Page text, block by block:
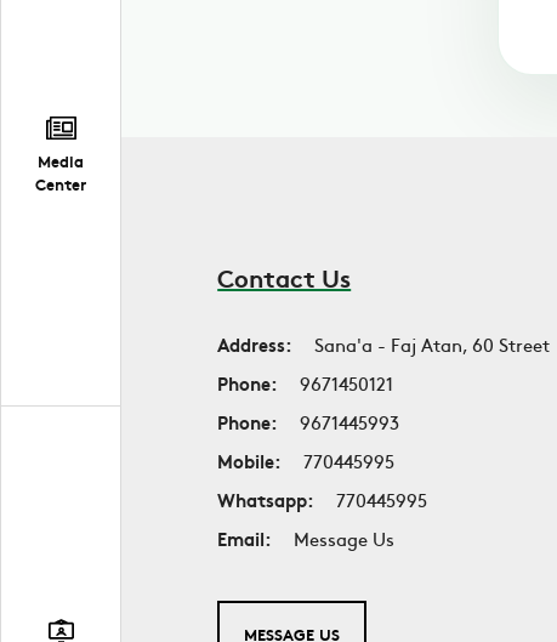
Media
Center
Contact Us
Address:
Sana'a - Faj Atan, 60 Street
Phone:
9671450121
Phone:
9671445993
Mobile:
770445995
Whatsapp:
770445995
Email:
Message Us
MESSAGE US